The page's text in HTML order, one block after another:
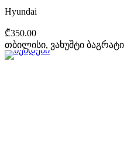
Hyundai
₾350.00
თბილისი, ვახუშტი